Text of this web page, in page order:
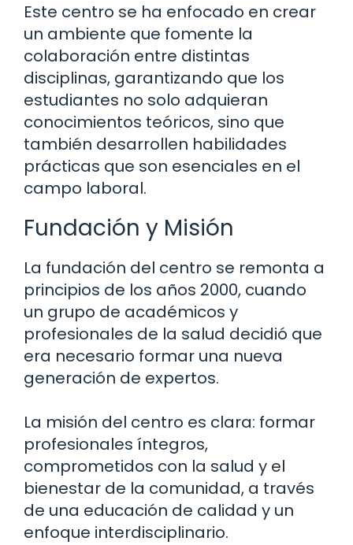
Este centro se ha enfocado en crear
un ambiente que fomente la
colaboración entre distintas
disciplinas, garantizando que los
estudiantes no solo adquieran
conocimientos teóricos, sino que
también desarrollen habilidades
prácticas que son esenciales en el
campo laboral.
Fundación y Misión
La fundación del centro se remonta a
principios de los años 2000, cuando
un grupo de académicos y
profesionales de la salud decidió que
era necesario formar una nueva
generación de expertos.
La misión del centro es clara: formar
profesionales íntegros,
comprometidos con la salud y el
bienestar de la comunidad, a través
de una educación de calidad y un
enfoque interdisciplinario.